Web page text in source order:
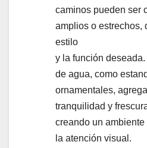
caminos pueden ser
amplios o estrechos,
estilo
y la función
de agua, como
ornamentales,
tranquilidad y
creando un
la atención visual.